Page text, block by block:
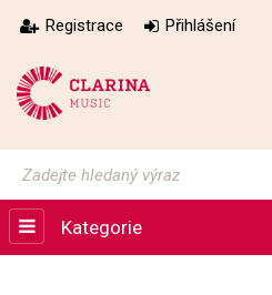
Registrace Přihlášení
Kategorie